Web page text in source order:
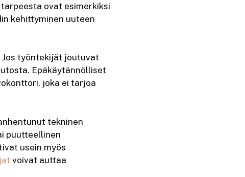
ovat esimerkiksi
kehittyminen uuteen
työntekijät joutuvat
Epäkäytännölliset
joka ei tarjoa
tekninen
puutteellinen
usein myös
voivat auttaa